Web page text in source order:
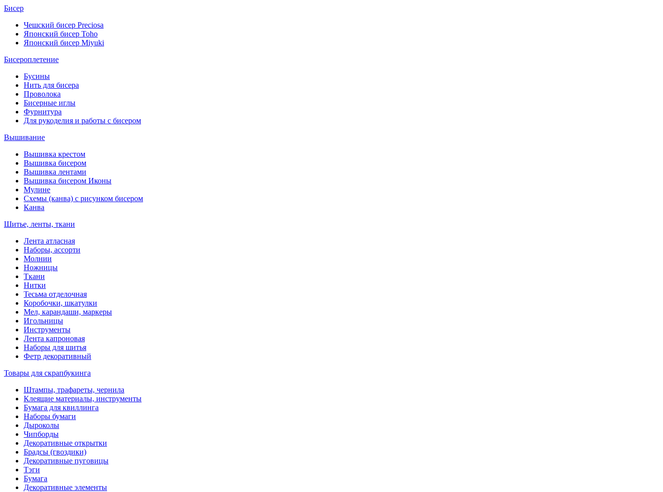
Бисер
Чешский бисер Preciosa
Японский бисер Toho
Японский бисер Miyuki
Бисероплетение
Бусины
Нить для бисера
Проволока
Бисерные иглы
Фурнитура
Для рукоделия и работы с бисером
Вышивание
Вышивка крестом
Вышивка бисером
Вышивка лентами
Вышивка бисером Иконы
Мулине
Схемы (канва) с рисунком бисером
Канва
Шитье, ленты, ткани
Лента атласная
Наборы, ассорти
Молнии
Ножницы
Ткани
Нитки
Тесьма отделочная
Коробочки, шкатулки
Мел, карандаши, маркеры
Игольницы
Инструменты
Лента капроновая
Наборы для шитья
Фетр декоративный
Товары для скрапбукинга
Штампы, трафареты, чернила
Клеящие материалы, инструменты
Бумага для квиллинга
Наборы бумаги
Дыроколы
Чипборды
Декоративные открытки
Брадсы (гвоздики)
Декоративные пуговицы
Тэги
Бумага
Декоративные элементы